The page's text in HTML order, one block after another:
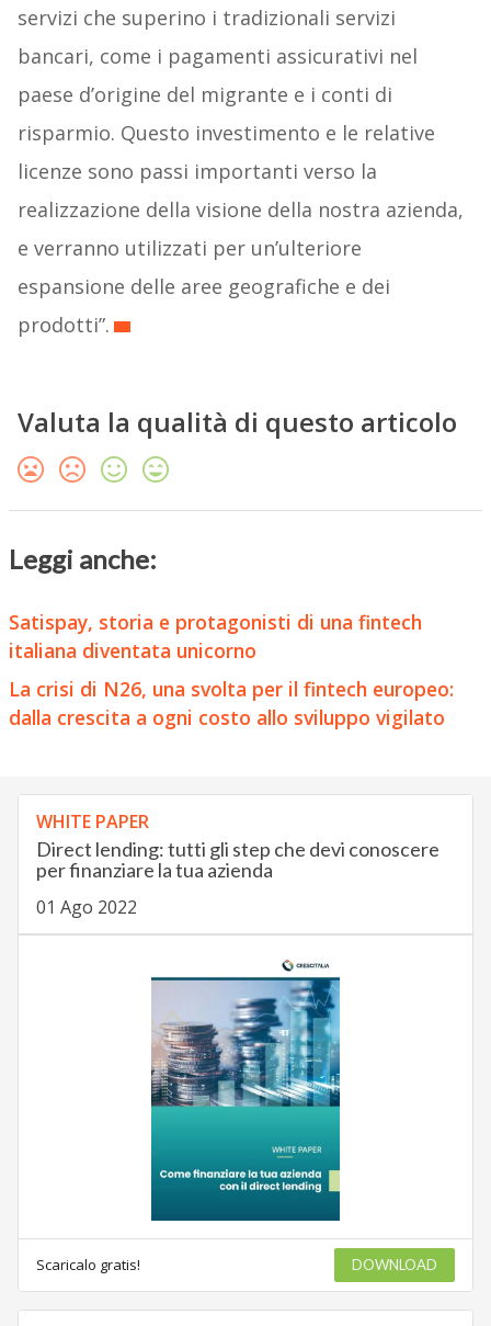
servizi che superino i tradizionali servizi
bancari, come i pagamenti assicurativi nel
paese d’origine del migrante e i conti di
risparmio. Questo investimento e le relative
licenze sono passi importanti verso la
realizzazione della visione della nostra azienda,
e verranno utilizzati per un’ulteriore
espansione delle aree geografiche e dei
prodotti”.
Valuta la qualità di questo articolo
Leggi anche:
Satispay, storia e protagonisti di una fintech
italiana diventata unicorno
La crisi di N26, una svolta per il fintech europeo:
dalla crescita a ogni costo allo sviluppo vigilato
WHITE PAPER
Direct lending: tutti gli step che devi conoscere
per finanziare la tua azienda
01 Ago 2022
Scaricalo gratis! DOWNLOAD